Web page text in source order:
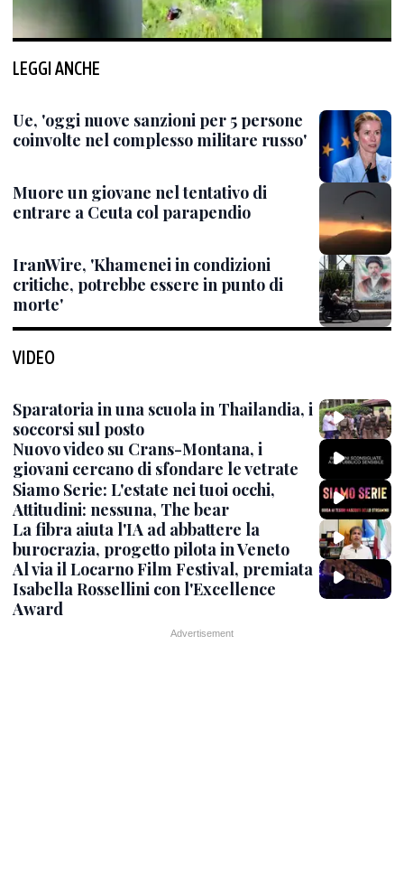
LEGGI ANCHE
Ue, 'oggi nuove sanzioni per 5 persone
coinvolte nel complesso militare russo'
Muore un giovane nel tentativo di
entrare a Ceuta col parapendio
IranWire, 'Khamenei in condizioni
critiche, potrebbe essere in punto di
morte'
VIDEO
Sparatoria in una scuola in Thailandia, i
soccorsi sul posto
Nuovo video su Crans-Montana, i
giovani cercano di sfondare le vetrate
Siamo Serie: L'estate nei tuoi occhi,
Attitudini: nessuna, The bear
La fibra aiuta l'IA ad abbattere la
burocrazia, progetto pilota in Veneto
Al via il Locarno Film Festival, premiata
Isabella Rossellini con l'Excellence
Award